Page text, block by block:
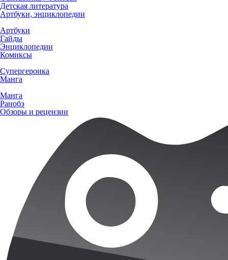
Детская литература
Артбуки, энциклопедии
Артбуки
Гайды
Энциклопедии
Комиксы
Супергероика
Манга
Манга
Ранобэ
Обзоры и рецензии